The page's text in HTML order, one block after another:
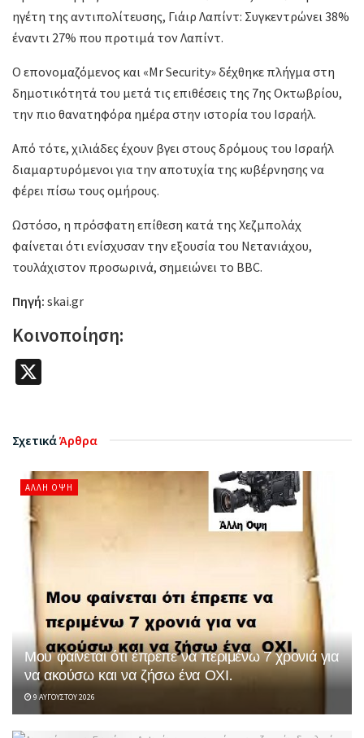
ηγέτη της αντιπολίτευσης, Γιάιρ Λαπίντ: Συγκεντρώνει 38%
έναντι 27% που προτιμά τον Λαπίντ.
Ο επονομαζόμενος και «Mr Security» δέχθηκε πλήγμα στη
δημοτικότητά του μετά τις επιθέσεις της 7ης Οκτωβρίου,
την πιο θανατηφόρα ημέρα στην ιστορία του Ισραήλ.
Από τότε, χιλιάδες έχουν βγει στους δρόμους του Ισραήλ
διαμαρτυρόμενοι για την αποτυχία της κυβέρνησης να
φέρει πίσω τους ομήρους.
Ωστόσο, η πρόσφατη επίθεση κατά της Χεζμπολάχ
φαίνεται ότι ενίσχυσαν την εξουσία του Νετανιάχου,
τουλάχιστον προσωρινά, σημειώνει το BBC.
Πηγή: skai.gr
Κοινοποίηση:
ΣχετικάΆρθρα
ΆΛΛΗ ΌΨΗ
Μου φαίνεται ότι έπρεπε να περιμένω 7 χρονιά για
να ακούσω και να ζήσω ένα ΟΧΙ.
9 ΑΥΓΟΎΣΤΟΥ 2026